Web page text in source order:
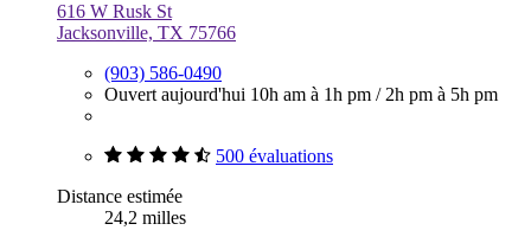
616 W Rusk St
Jacksonville, TX 75766
(903) 586-0490
Ouvert aujourd'hui 10h am à 1h pm / 2h pm à 5h pm
500 évaluations
Distance estimée
24,2 milles